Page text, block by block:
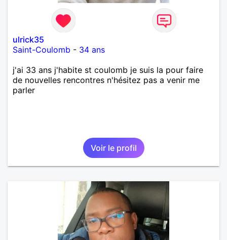
ulrick35
Saint-Coulomb - 34 ans
j'ai 33 ans j'habite st coulomb je suis la pour faire
de nouvelles rencontres n'hésitez pas a venir me
parler
Voir le profil